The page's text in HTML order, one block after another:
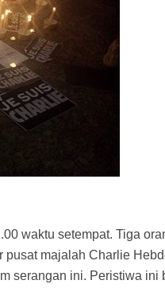
waktu setempat. Tiga
majalah Charlie
serangan ini. Peristiwa ini